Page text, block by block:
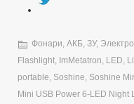
Фонари, АКБ, ЗУ,
Flashlight, ImMetatron, LED,
portable, Soshine, Soshine
Mini USB Power 6-LED Night